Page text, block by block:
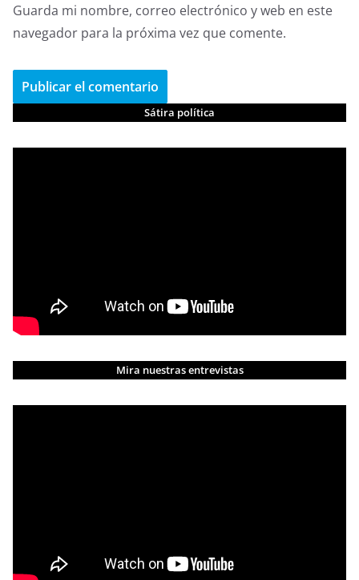
Guarda mi nombre, correo electrónico y web en este
navegador para la próxima vez que comente.
Sátira política
Mira nuestras entrevistas